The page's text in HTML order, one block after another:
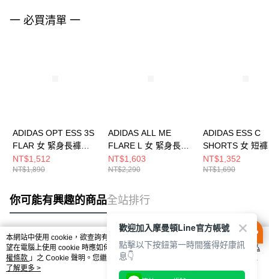
一 必買清單 一
ADIDAS OPT ESS 3S
FLAR 女 緊身長褲
JD6544
NT$1,512
NT$1,890
ADIDAS ALL ME
FLARE L 女 緊身長褲
JW7588
NT$1,603
NT$2,290
ADIDAS ESS C
SHORTS 女 短褲
JD1514
NT$1,352
NT$1,690
你可能有興趣的商品全站排行
熱門標籤
本網站中使用 cookie，欲查詢有關本網站使用 cookie 方式之詳情，及若您不希
望在電腦上使用 cookie 時應如何變更電腦的 cookie 設定，請參閱本網站「
隱私
權條款 」之 Cookie 聲明。您繼續使用本網站即表示您同意本公司得按本網站使
用條款之 Cookie 聲明使用 cookie。
了解更多 >
歡迎加入摩曼頓Line官方帳號
點擊以下按鈕第一時間獲得好康訊
息👇